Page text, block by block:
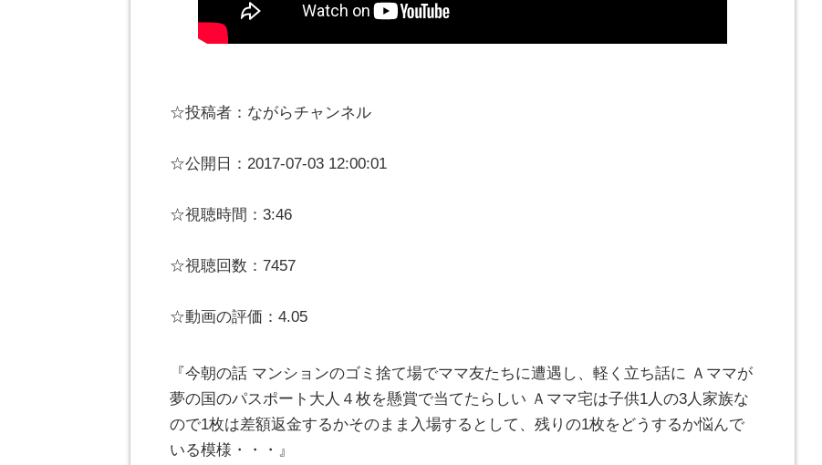
☆投稿者：ながらチャンネル
☆公開日：2017-07-03 12:00:01
☆視聴時間：3:46
☆視聴回数：7457
☆動画の評価：4.05
『今朝の話 マンションのゴミ捨て場でママ友たちに遭遇し、軽く立ち話に Ａママが
夢の国のパスポート大人４枚を懸賞で当てたらしい Ａママ宅は子供1人の3人家族な
ので1枚は差額返金するかそのまま入場するとして、残りの1枚をどうするか悩んで
いる模様・・・』